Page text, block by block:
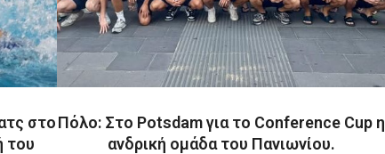
στο
του
Πόλο: Στο Potsdam για το Conference Cup η
ανδρική ομάδα του Πανιωνίου.